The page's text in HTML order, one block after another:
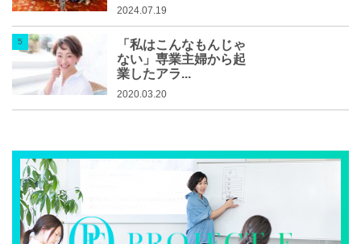
2024.07.19
「私はこんなもんじゃ
ない」専業主婦から起
業したアラ...
2020.03.20